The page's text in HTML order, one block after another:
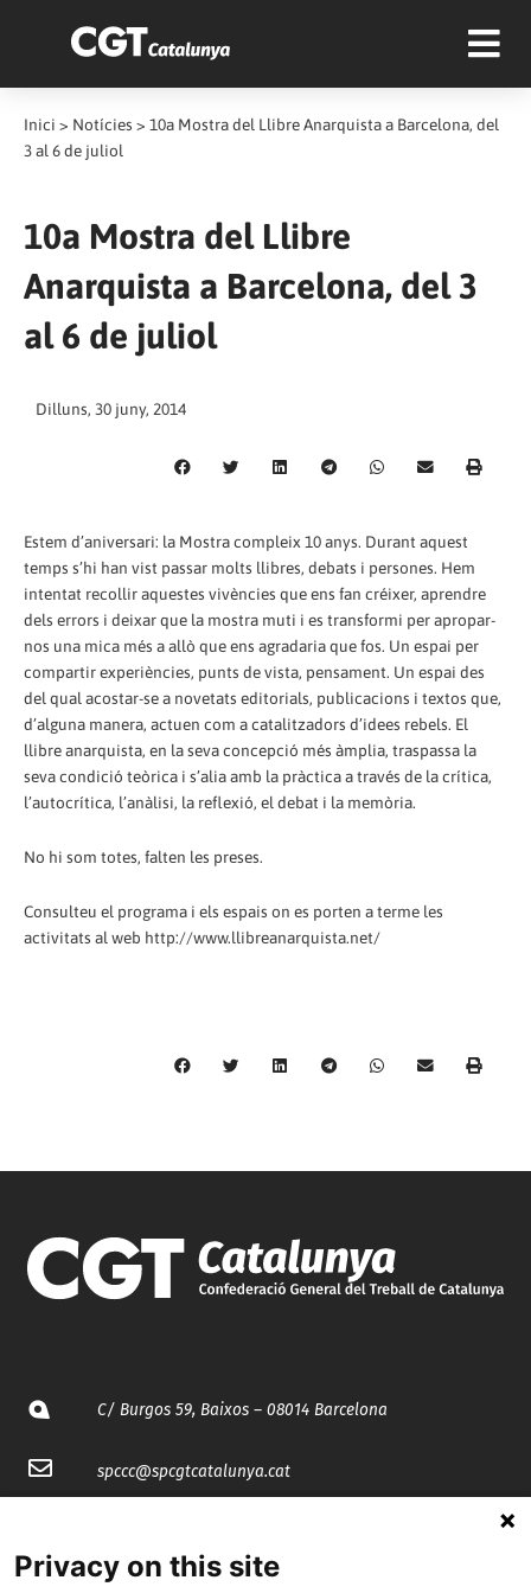
Inici > Notícies > 10a Mostra del Llibre Anarquista a Barcelona, del
3 al 6 de juliol
10a Mostra del Llibre
Anarquista a Barcelona, del 3
al 6 de juliol
Dilluns, 30 juny, 2014
Estem d’aniversari: la Mostra compleix 10 anys. Durant aquest
temps s’hi han vist passar molts llibres, debats i persones. Hem
intentat recollir aquestes vivències que ens fan créixer, aprendre
dels errors i deixar que la mostra muti i es transformi per apropar-
nos una mica més a allò que ens agradaria que fos. Un espai per
compartir experiències, punts de vista, pensament. Un espai des
del qual acostar-se a novetats editorials, publicacions i textos que,
d’alguna manera, actuen com a catalitzadors d’idees rebels. El
llibre anarquista, en la seva concepció més àmplia, traspassa la
seva condició teòrica i s’alia amb la pràctica a través de la crítica,
l’autocrítica, l’anàlisi, la reflexió, el debat i la memòria.
No hi som totes, falten les preses.
Consulteu el programa i els espais on es porten a terme les
activitats al web http://www.llibreanarquista.net/
C/ Burgos 59, Baixos – 08014 Barcelona
spccc@spcgtcatalunya.cat
Privacy on this site